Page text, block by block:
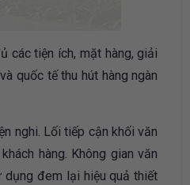
các tiện ích, mặt hàng, giải
quốc tế thu hút hàng ngàn
nghi. Lối tiếp cận khối văn
hàng. Không gian văn
đem lại hiệu quả thiết